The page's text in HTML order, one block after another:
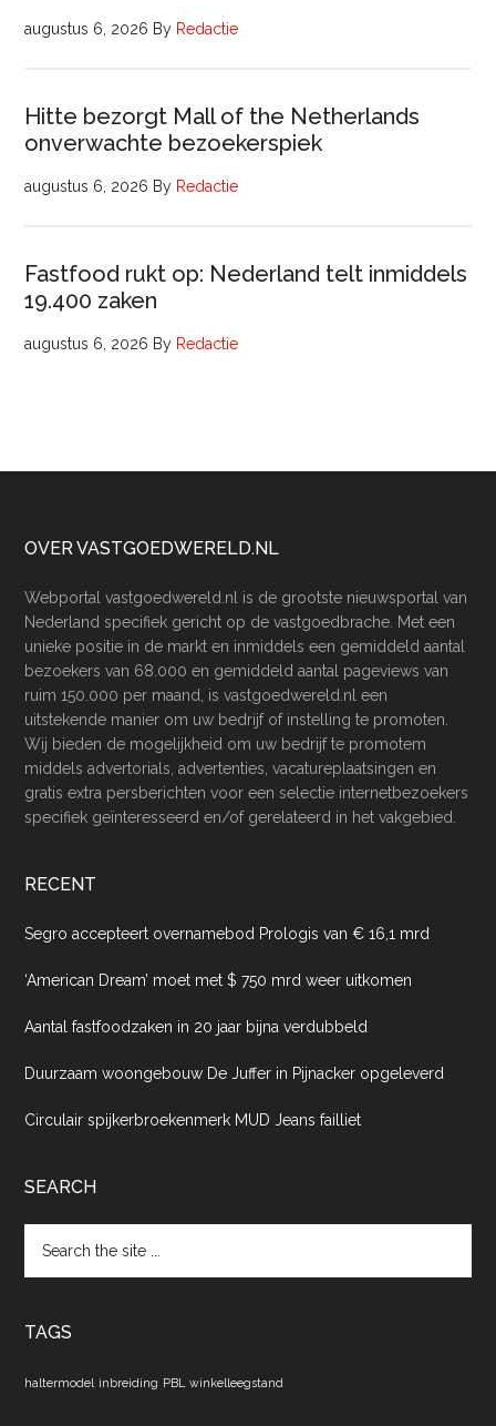
augustus 6, 2026 By Redactie
Hitte bezorgt Mall of the Netherlands
onverwachte bezoekerspiek
augustus 6, 2026 By Redactie
Fastfood rukt op: Nederland telt inmiddels
19.400 zaken
augustus 6, 2026 By Redactie
Footer
OVER VASTGOEDWERELD.NL
Webportal vastgoedwereld.nl is de grootste nieuwsportal van
Nederland specifiek gericht op de vastgoedbrache. Met een
unieke positie in de markt en inmiddels een gemiddeld aantal
bezoekers van 68.000 en gemiddeld aantal pageviews van
ruim 150.000 per maand, is vastgoedwereld.nl een
uitstekende manier om uw bedrijf of instelling te promoten.
Wij bieden de mogelijkheid om uw bedrijf te promotem
middels advertorials, advertenties, vacatureplaatsingen en
gratis extra persberichten voor een selectie internetbezoekers
specifiek geïnteresseerd en/of gerelateerd in het vakgebied.
RECENT
Segro accepteert overnamebod Prologis van € 16,1 mrd
‘American Dream’ moet met $ 750 mrd weer uitkomen
Aantal fastfoodzaken in 20 jaar bijna verdubbeld
Duurzaam woongebouw De Juffer in Pijnacker opgeleverd
Circulair spijkerbroekenmerk MUD Jeans failliet
SEARCH
the
TAGS
haltermodel inbreiding PBL winkelleegstand